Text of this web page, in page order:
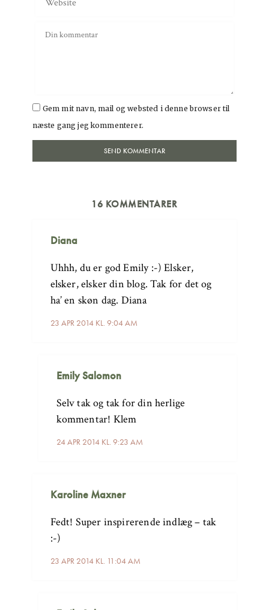
Gem mit navn, mail og websted i denne browser til
næste gang jeg kommenterer.
16 KOMMENTARER
Diana
23 APR 2014 KL. 9:04 AM
Uhhh, du er god Emily :-) Elsker,
elsker, elsker din blog. Tak for det og
ha’ en skøn dag. Diana
Emily Salomon
24 APR 2014 KL. 9:23 AM
Selv tak og tak for din herlige
kommentar! Klem
Karoline Maxner
23 APR 2014 KL. 11:04 AM
Fedt! Super inspirerende indlæg – tak
:-)